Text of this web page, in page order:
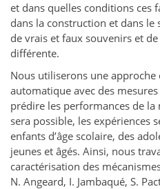
et dans quelles conditions ces
dans la construction et dans le
de vrais et faux souvenirs et
différente.
Nous utiliserons une approche
automatique avec des
prédire les performances de
sera possible, les expériences
enfants d’âge scolaire, des
jeunes et âgés. Ainsi, nous
caractérisation des
N. Angeard, I. Jambaqué, S.